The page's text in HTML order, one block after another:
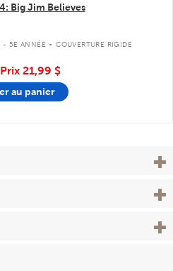
Big Jim Believes
- 5E ANNÉE . COUVERTURE RIGIDE
21,99 $
au panier
View